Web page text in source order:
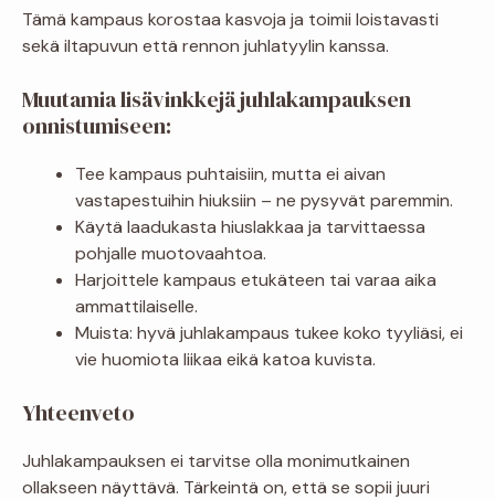
Tämä kampaus korostaa kasvoja ja toimii loistavasti
sekä iltapuvun että rennon juhlatyylin kanssa.
Muutamia lisävinkkejä juhlakampauksen
onnistumiseen:
Tee kampaus puhtaisiin, mutta ei aivan
vastapestuihin hiuksiin – ne pysyvät paremmin.
Käytä laadukasta hiuslakkaa ja tarvittaessa
pohjalle muotovaahtoa.
Harjoittele kampaus etukäteen tai varaa aika
ammattilaiselle.
Muista: hyvä juhlakampaus tukee koko tyyliäsi, ei
vie huomiota liikaa eikä katoa kuvista.
Yhteenveto
Juhlakampauksen ei tarvitse olla monimutkainen
ollakseen näyttävä. Tärkeintä on, että se sopii juuri